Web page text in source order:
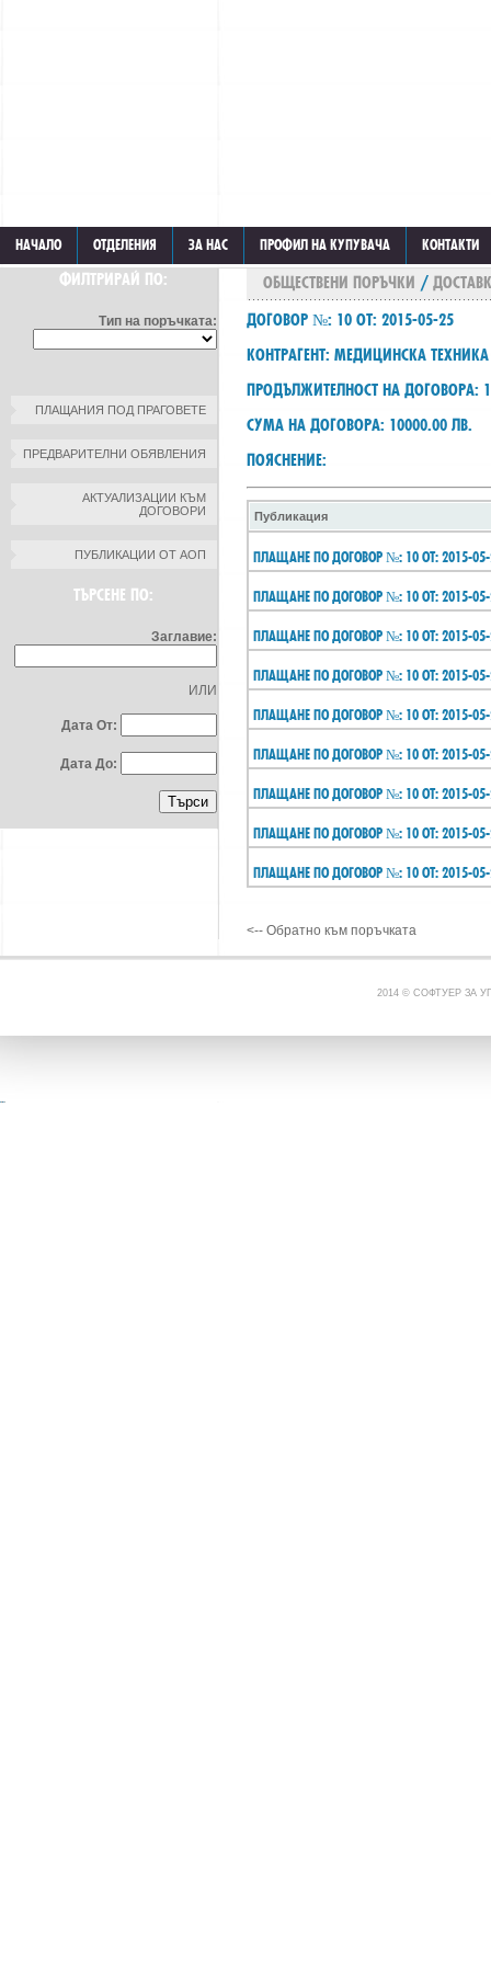
НАЧАЛО ОТДЕЛЕНИЯ ЗА НАС ПРОФИЛ НА КУПУВАЧА КОНТАКТИ
ФИЛТРИРАЙ ПО:
Тип на поръчката:
ПЛАЩАНИЯ ПОД ПРАГОВЕТЕ
ПРЕДВАРИТЕЛНИ ОБЯВЛЕНИЯ
АКТУАЛИЗАЦИИ КЪМ
ДОГОВОРИ
ПУБЛИКАЦИИ ОТ АОП
ТЪРСЕНЕ ПО:
Заглавие:
ИЛИ
Дата От:
Дата До:
ОБЩЕСТВЕНИ ПОРЪЧКИ /
ДОГОВОР №: 10 ОТ: 2015-05-25
КОНТРАГЕНТ: МЕДИЦИНСКА
ПРОДЪЛЖИТЕЛНОСТ НА ДОГОВОРА:
СУМА НА ДОГОВОРА: 10000.00 ЛВ.
ПОЯСНЕНИЕ:
Публикация
ПЛАЩАНЕ ПО ДОГОВОР №: 10 ОТ: 2015-
ПЛАЩАНЕ ПО ДОГОВОР №: 10 ОТ: 2015-
ПЛАЩАНЕ ПО ДОГОВОР №: 10 ОТ: 2015-
ПЛАЩАНЕ ПО ДОГОВОР №: 10 ОТ: 2015-
ПЛАЩАНЕ ПО ДОГОВОР №: 10 ОТ: 2015-
ПЛАЩАНЕ ПО ДОГОВОР №: 10 ОТ: 2015-
ПЛАЩАНЕ ПО ДОГОВОР №: 10 ОТ: 2015-
ПЛАЩАНЕ ПО ДОГОВОР №: 10 ОТ: 2015-
ПЛАЩАНЕ ПО ДОГОВОР №: 10 ОТ: 2015-
<-- Обратно към поръчката
2014 © СОФТУЕР ЗА